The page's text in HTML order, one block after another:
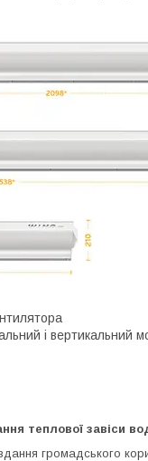
і вертикальний
теплової завіси
громадського